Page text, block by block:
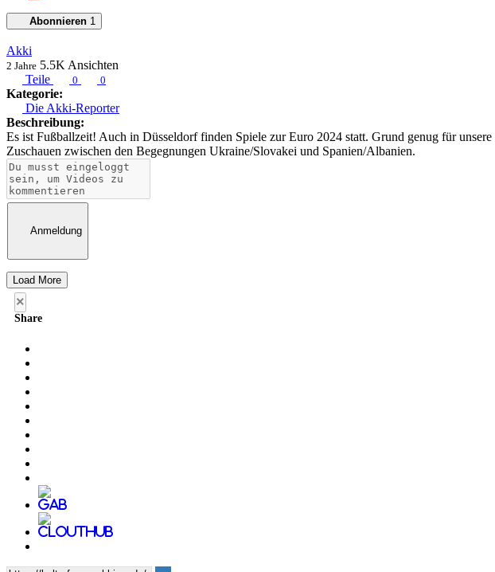
Abonnieren 1
Akki
2 Jahre 5.5K Ansichten
Teile
0 0
Kategorie:
Die Akki-Reporter
Beschreibung:
Es ist Fußballzeit! Auch in Düsseldorf finden Spiele zur Euro 2024 statt. Grund genug für
Zuschauen zwischen den Begegnungen Ukraine/Slovakei und Spanien/Albanien.
Anmeldung
Load More
×
Share